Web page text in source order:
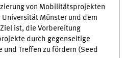
von Mobilitätsprojekten
Münster und dem
ist, die Vorbereitung
durch gegenseitige
Treffen zu fördern (Seed